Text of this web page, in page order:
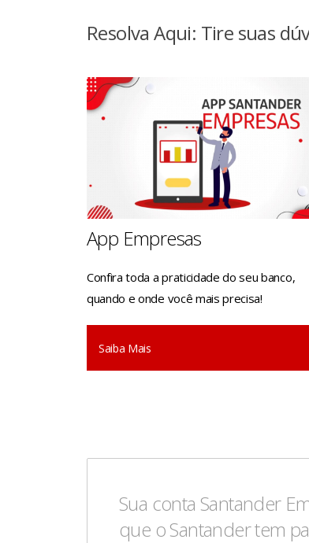
Resolva Aqui: Tire suas
App Empresas
Confira toda a praticidade do seu banco,
quando e onde você mais precisa!
Saiba Mais
Sua conta Santander
que o Santander tem